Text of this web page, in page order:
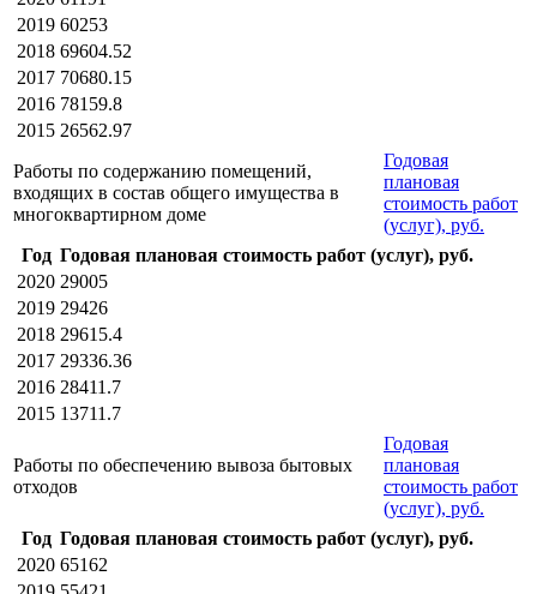
2019 60253
2018 69604.52
2017 70680.15
2016 78159.8
2015 26562.97
Работы по содержанию помещений,
входящих в состав общего имущества в
многоквартирном доме
Годовая
плановая
стоимость работ
(услуг), руб.
Год Годовая плановая стоимость работ (услуг), руб.
2020 29005
2019 29426
2018 29615.4
2017 29336.36
2016 28411.7
2015 13711.7
Работы по обеспечению вывоза бытовых
отходов
Годовая
плановая
стоимость работ
(услуг), руб.
Год Годовая плановая стоимость работ (услуг), руб.
2020 65162